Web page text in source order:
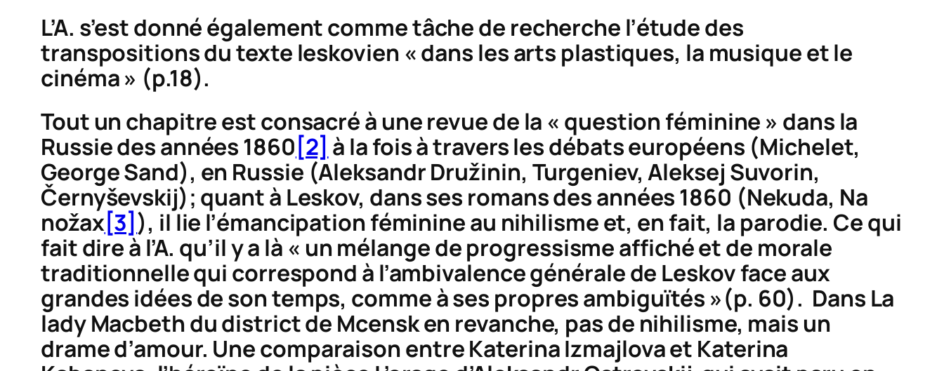
L’A. s’est donné également comme tâche de recherche l’étude des
transpositions du texte leskovien « dans les arts plastiques, la musique et le
cinéma » (p.18).
Tout un chapitre est consacré à une revue de la « question féminine » dans la
Russie des années 1860 [2] à la fois à travers les débats européens (Michelet,
George Sand), en Russie (Aleksandr Družinin, Turgeniev, Aleksej Suvorin,
Černyševskij); quant à Leskov, dans ses romans des années 1860 (Nekuda, Na
nožax[3] ), il lie l’émancipation féminine au nihilisme et, en fait, la parodie. Ce qui
fait dire à l’A. qu’il y a là « un mélange de progressisme affiché et de morale
traditionnelle qui correspond à l’ambivalence générale de Leskov face aux
grandes idées de son temps, comme à ses propres ambiguïtés »(p. 60). Dans La
lady Macbeth du district de Mcensken revanche, pas de nihilisme, mais un
drame d’amour. Une comparaison entre Katerina Izmajlova et Katerina